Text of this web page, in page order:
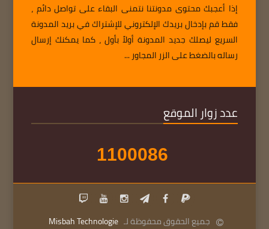
إذا أعجبك محتوى مدونتنا نتمنى البقاء على تواصل دائم ،
فقط قم بإدخال بريدك الإلكتروني للإشتراك في بريد المدونة
السريع ليصلك جديد المدونة أولاً بأول ، كما يمكنك إرسال
رساله بالضغط على الزر المجاور ...
عدد زوار الموقع
1100086
جميع الحقوق محفوظة لـ Misbah Technologie